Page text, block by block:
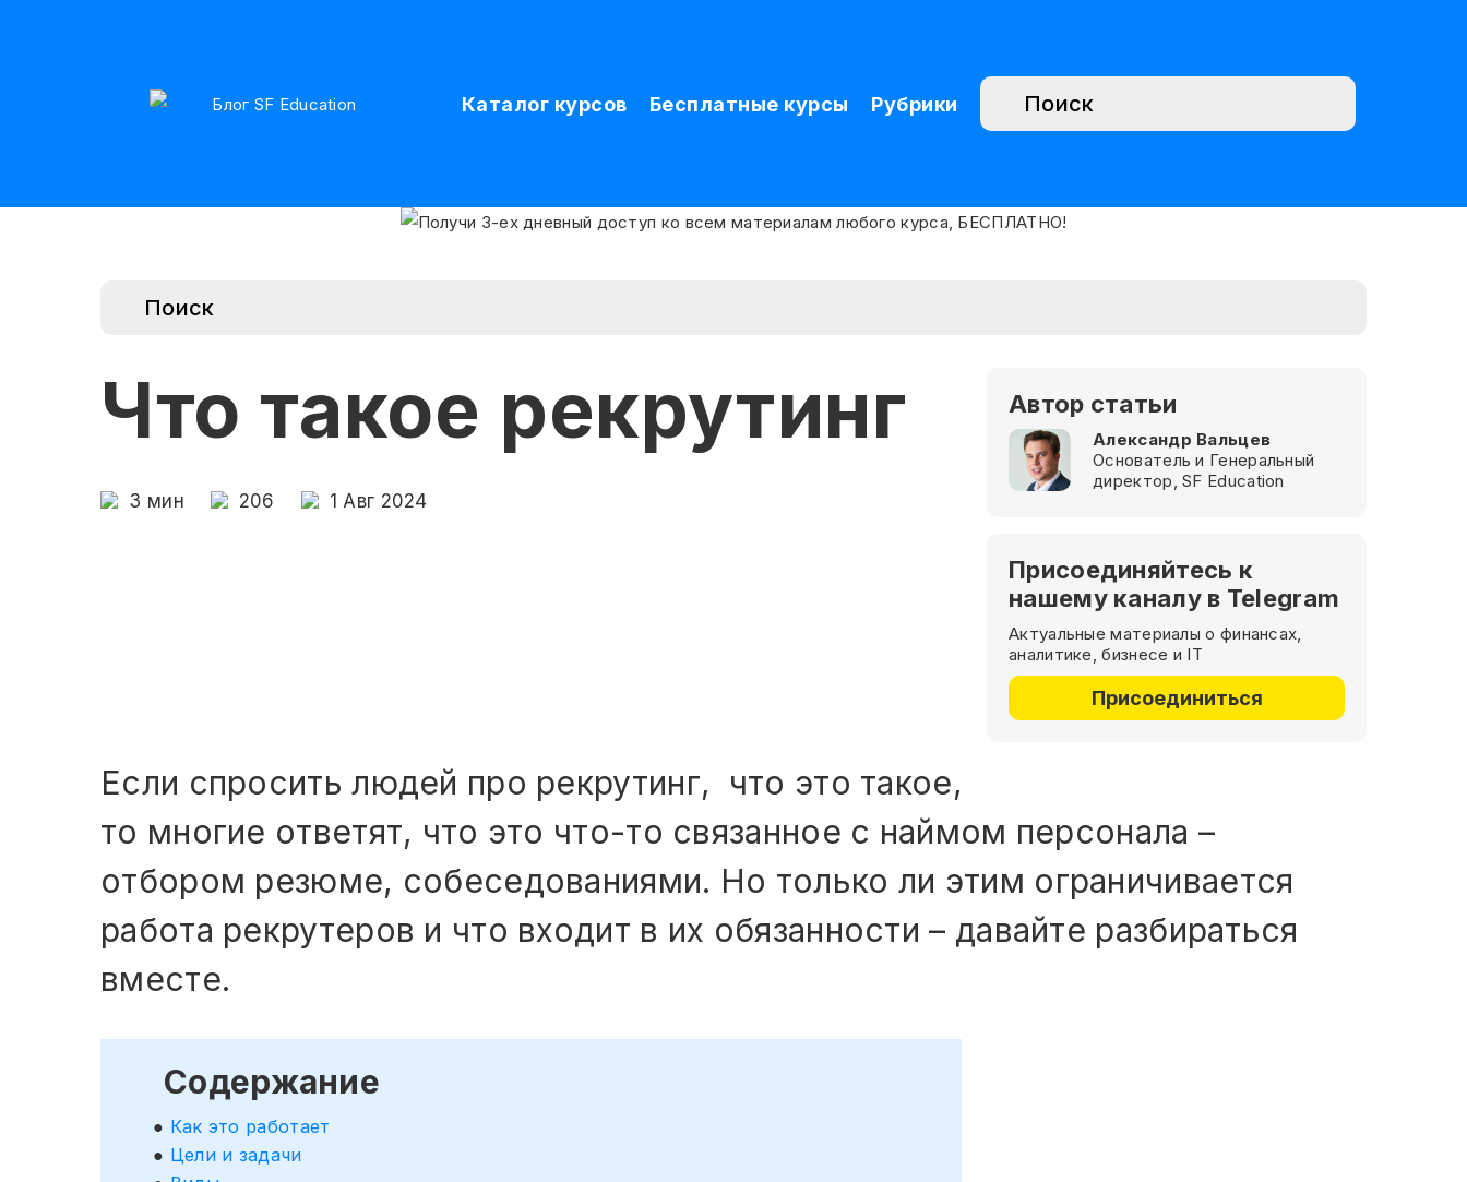
Каталог курсов Бесплатные курсы Рубрики
Что такое рекрутинг
3 мин 206 1 Авг 2024
Автор статьи
Александр Вальцев
Основатель и Генеральный
директор, SF Education
Присоединяйтесь к
нашему каналу в Telegram
Актуальные материалы о финансах,
аналитике, бизнесе и IT
Присоединиться
Если спросить людей про рекрутинг, что это такое,
то многие ответят, что это что-то связанное с наймом персонала –
отбором резюме, собеседованиями. Но только ли этим ограничивается
работа рекрутеров и что входит в их обязанности – давайте разбираться
вместе.
Содержание
Как это работает
Цели и задачи